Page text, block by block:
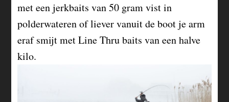
met een jerkbaits van 50 gram vist in
polderwateren of liever vanuit de boot je arm
eraf smijt met Line Thru baits van een halve
kilo.